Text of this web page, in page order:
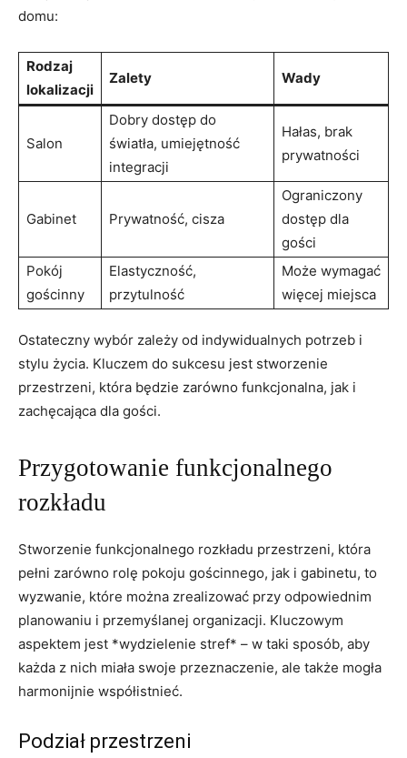
domu:
Rodzaj
lokalizacji
Zalety Wady
Salon
Dobry dostęp do
światła, umiejętność
integracji
Hałas, brak
prywatności
Gabinet Prywatność, cisza
Ograniczony
dostęp dla
gości
Pokój
gościnny
Elastyczność,
przytulność
Może wymagać
więcej miejsca
Ostateczny wybór zależy od indywidualnych potrzeb i
stylu życia. Kluczem do sukcesu jest stworzenie
przestrzeni, która będzie zarówno funkcjonalna, jak i
zachęcająca dla gości.
Przygotowanie funkcjonalnego
rozkładu
Stworzenie funkcjonalnego rozkładu przestrzeni, która
pełni zarówno rolę pokoju gościnnego, jak i gabinetu, to
wyzwanie, które można zrealizować przy odpowiednim
planowaniu i przemyślanej organizacji. Kluczowym
aspektem jest *wydzielenie stref* – w taki sposób, aby
każda z nich miała swoje przeznaczenie, ale także mogła
harmonijnie współistnieć.
Podział przestrzeni